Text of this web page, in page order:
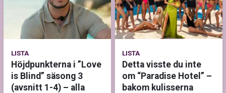
LISTA
Detta visste du inte
om “Paradise Hotel” –
bakom kulisserna
LISTA
Höjdpunkterna i ”Love
is Blind” säsong 3
(avsnitt 1-4) – alla